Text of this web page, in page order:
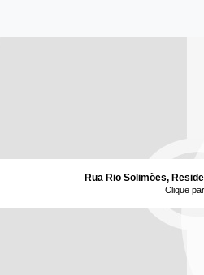
Rua Rio Solimões,
Clique